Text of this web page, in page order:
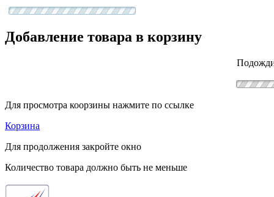
Добавление товара в корзину
Для просмотра коорзины нажмите по ссылке
Корзина
Для продолжения закройте окно
Количество товара должно быть не меньше